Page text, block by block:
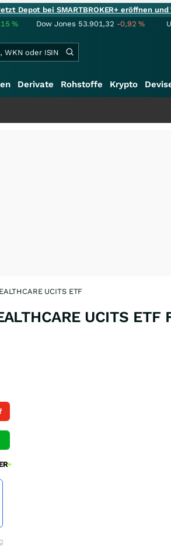
Depot bei SMARTBROKER+ eröffnen
% Dow Jones 53.901,32 -0,92%
Derivate Rohstoffe Krypto
UCITS ETF
UCITS ETF